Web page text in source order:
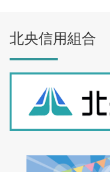
北央信用組合